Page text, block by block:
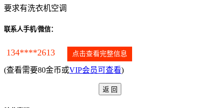
要求有洗衣机空调
联系人手机/微信：
134****2613 点击查看完整信息
(查看需要80金币或VIP会员可查看)